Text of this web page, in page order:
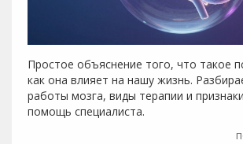
Простое объяснение того, что такое
как она влияет на нашу жизнь.
работы мозга, виды терапии и
помощь специалиста.